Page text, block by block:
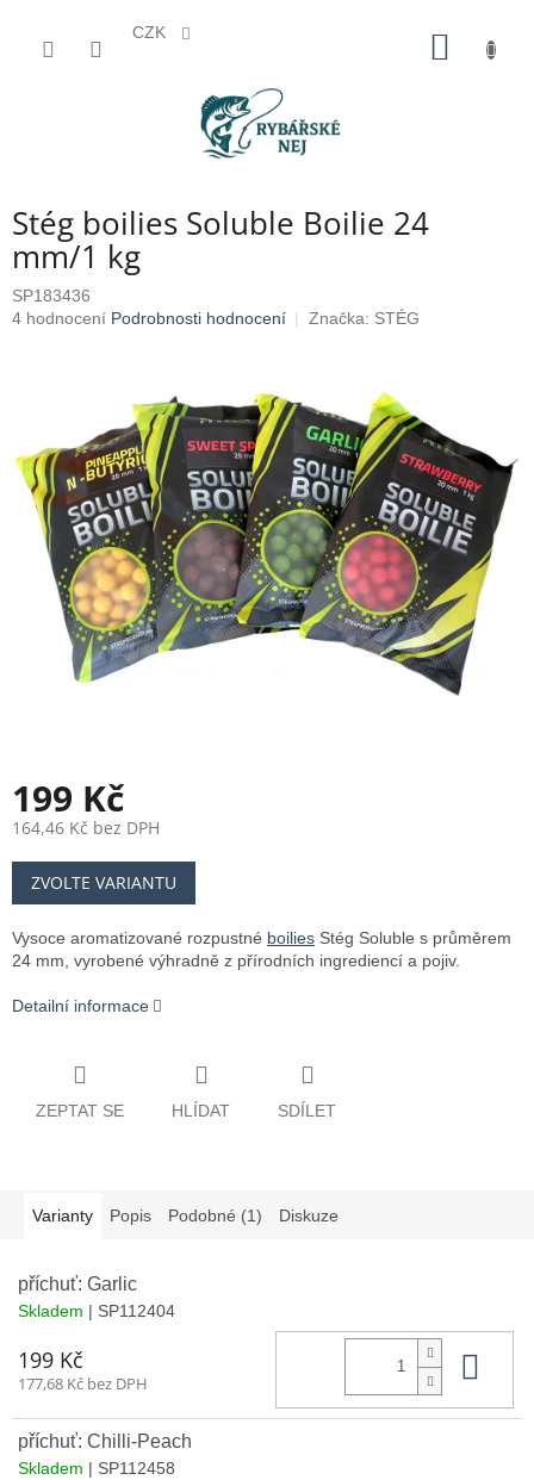
CZK
Stég boilies Soluble Boilie 24
mm/1 kg
SP183436
Průměrné
5
hvězdiček.
4 hodnocení Podrobnosti hodnocení Značka: STÉG
199 Kč
164,46 Kč bez DPH
Měrná
cena:
ZVOLTE VARIANTU
Vysoce aromatizované rozpustné boilies Stég Soluble s průměrem
24 mm, vyrobené výhradně z přírodních ingrediencí a pojiv.
Detailní informace
ZEPTAT SE HLÍDAT SDÍLET
Varianty Popis Podobné (1) Diskuze
příchuť: Garlic
Skladem | SP112404
199 Kč
177,68 Kč bez DPH
příchuť: Chilli-Peach
Skladem | SP112458